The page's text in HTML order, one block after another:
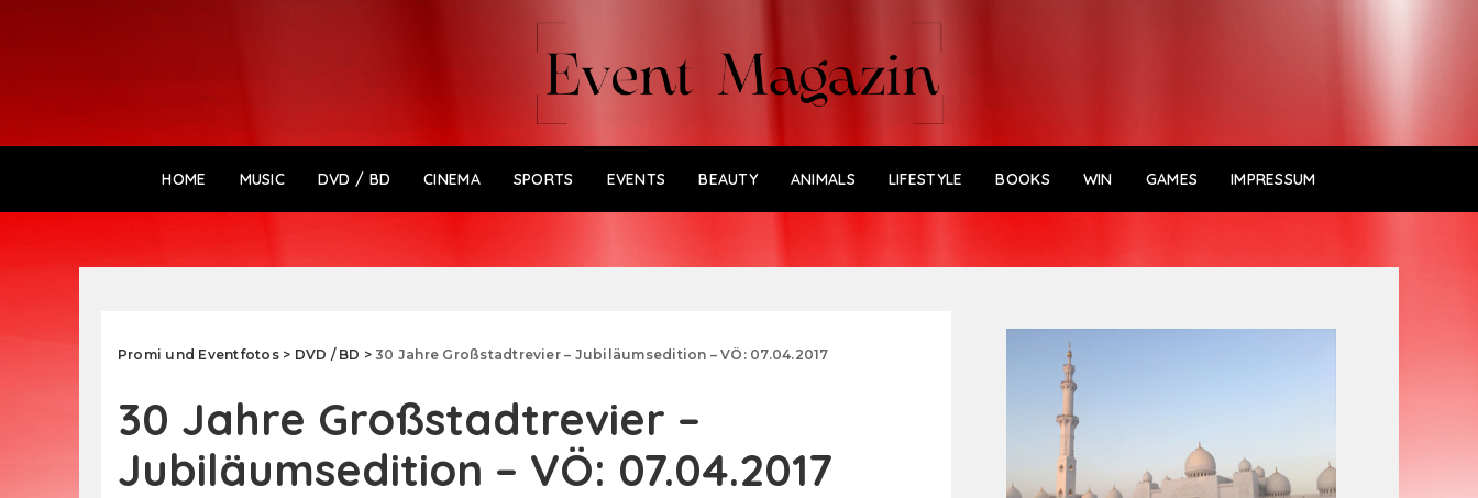
HOME MUSIC DVD / BD CINEMA SPORTS EVENTS BEAUTY ANIMALS LIFESTYLE BOOKS WIN GAMES IMPRESSUM
Promi und Eventfotos> DVD / BD > 30 Jahre Großstadtrevier – Jubiläumsedition – VÖ: 07.04.2017
30 Jahre Großstadtrevier –
Jubiläumsedition – VÖ: 07.04.2017